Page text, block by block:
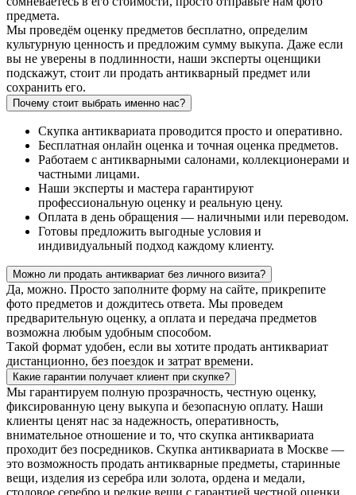
предмета.
Мы проведём оценку предметов бесплатно, определим
культурную ценность и предложим сумму выкупа. Даже если
вы не уверены в подлинности, наши эксперты оценщики
подскажут, стоит ли продать антикварный предмет или
сохранить его.
Почему стоит выбрать именно нас?
Скупка антиквариата проводится просто и оперативно.
Бесплатная онлайн оценка и точная оценка предметов.
Работаем с антикварными салонами, коллекционерами и
частными лицами.
Наши эксперты и мастера гарантируют
профессиональную оценку и реальную цену.
Оплата в день обращения — наличными или переводом.
Готовы предложить выгодные условия и
индивидуальный подход каждому клиенту.
Можно ли продать антиквариат без личного визита?
Да, можно. Просто заполните форму на сайте, прикрепите
фото предметов и дождитесь ответа. Мы проведем
предварительную оценку, а оплата и передача предметов
возможна любым удобным способом.
Такой формат удобен, если вы хотите продать антиквариат
дистанционно, без поездок и затрат времени.
Какие гарантии получает клиент при скупке?
Мы гарантируем полную прозрачность, честную оценку,
фиксированную цену выкупа и безопасную оплату. Наши
клиенты ценят нас за надежность, оперативность,
внимательное отношение и то, что скупка антиквариата
проходит без посредников. Скупка антиквариата в Москве —
это возможность продать антикварные предметы, старинные
вещи, изделия из серебра или золота, ордена и медали,